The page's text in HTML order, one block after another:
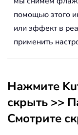
помощью этого
или эффект в
применить
Нажмите
скрыть >>
Смотрите